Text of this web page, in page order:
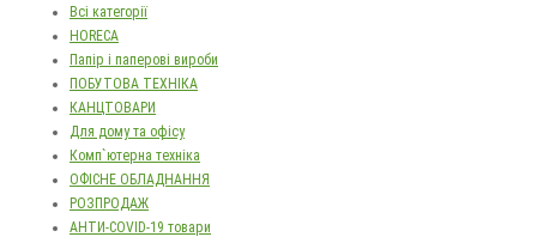
Всі категорії
HORECA
Папір і паперові вироби
ПОБУТОВА ТЕХНІКА
КАНЦТОВАРИ
Для дому та офісу
Комп`ютерна техніка
ОФІСНЕ ОБЛАДНАННЯ
РОЗПРОДАЖ
АНТИ-COVID-19 товари